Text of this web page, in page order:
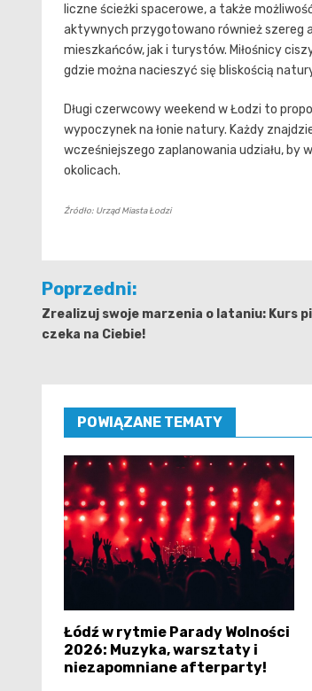
liczne ścieżki spacerowe, a także
aktywnych przygotowano również szereg
mieszkańców, jak i turystów. Miłośnicy
gdzie można nacieszyć się bliskością
Długi czerwcowy weekend w Łodzi to
wypoczynek na łonie natury. Każdy
wcześniejszego zaplanowania udziału, by
okolicach.
Źródło: Urząd Miasta Łodzi
Nawigacja
wpisu
Poprzedni:
Zrealizuj swoje marzenia o lataniu: Kurs
czeka na Ciebie!
POWIĄZANE TEMATY
Łódź w rytmie Parady Wolności
2026: Muzyka, warsztaty i
niezapomniane afterparty!